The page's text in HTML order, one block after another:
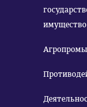
имущество